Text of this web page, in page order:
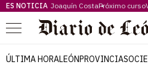
ES NOTICIA Joaquín CostaPróximo curso
Menú
ÚLTIMA HORALEÓNPROVINCIA